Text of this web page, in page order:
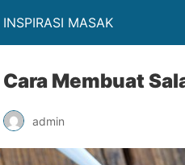
INSPIRASI MASAK
Cara Membuat
admin